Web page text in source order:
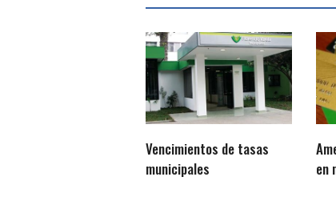
Vencimientos de tasas
municipales
en